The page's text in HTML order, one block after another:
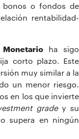
bonos o fondos de
rentabilidad-
ha sigo
corto plazo. Este
muy similar a la
un menor riesgo.
en los que invierte
gradey su
supera en ningún